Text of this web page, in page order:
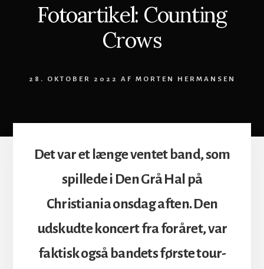
Fotoartikel: Counting
Crows
28. OKTOBER 2022 AF MORTEN HERMANSEN
Det var et længe ventet band, som
spillede i Den Grå Hal på
Christiania onsdag aften. Den
udskudte koncert fra foråret, var
faktisk også bandets første tour-